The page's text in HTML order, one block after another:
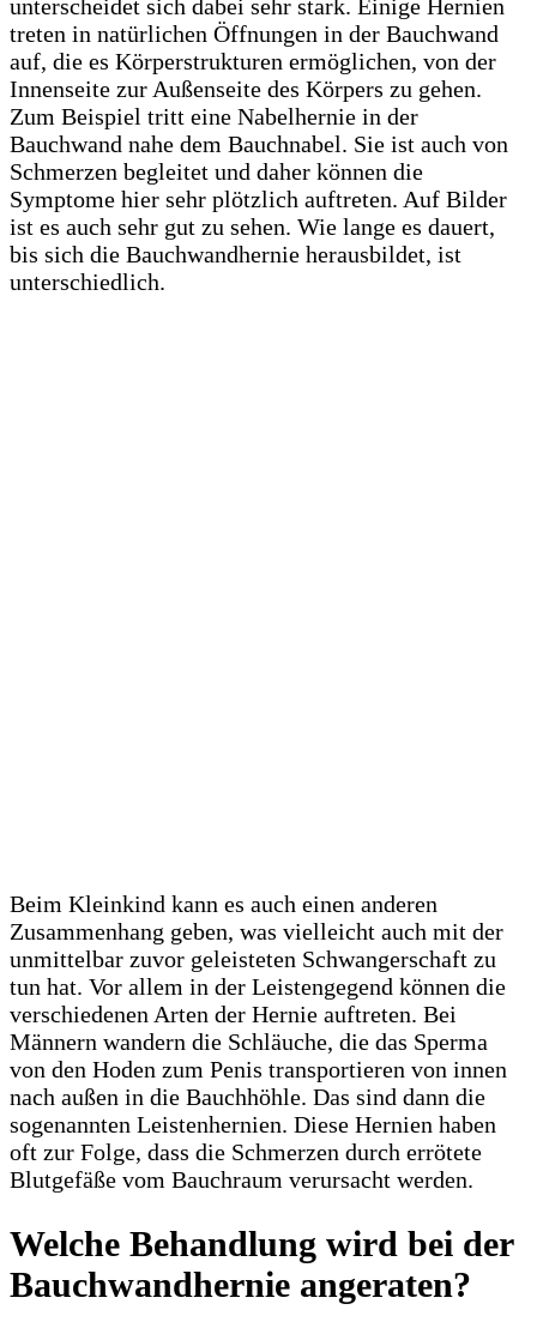
unterscheidet sich dabei sehr stark. Einige Hernien
treten in natürlichen Öffnungen in der Bauchwand
auf, die es Körperstrukturen ermöglichen, von der
Innenseite zur Außenseite des Körpers zu gehen.
Zum Beispiel tritt eine Nabelhernie in der
Bauchwand nahe dem Bauchnabel. Sie ist auch von
Schmerzen begleitet und daher können die
Symptome hier sehr plötzlich auftreten. Auf Bilder
ist es auch sehr gut zu sehen. Wie lange es dauert,
bis sich die Bauchwandhernie herausbildet, ist
unterschiedlich.
Beim Kleinkind kann es auch einen anderen
Zusammenhang geben, was vielleicht auch mit der
unmittelbar zuvor geleisteten Schwangerschaft zu
tun hat. Vor allem in der Leistengegend können die
verschiedenen Arten der Hernie auftreten. Bei
Männern wandern die Schläuche, die das Sperma
von den Hoden zum Penis transportieren von innen
nach außen in die Bauchhöhle. Das sind dann die
sogenannten Leistenhernien. Diese Hernien haben
oft zur Folge, dass die Schmerzen durch errötete
Blutgefäße vom Bauchraum verursacht werden.
Welche Behandlung wird bei der
Bauchwandhernie angeraten?